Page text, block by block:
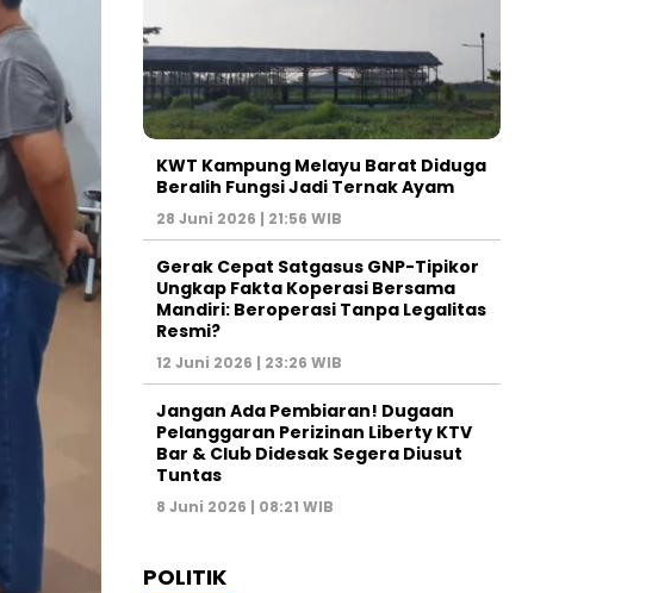
KWT Kampung Melayu Barat Diduga
Beralih Fungsi Jadi Ternak Ayam
28 Juni 2026 | 21:56 WIB
Gerak Cepat Satgasus GNP-Tipikor
Ungkap Fakta Koperasi Bersama
Mandiri: Beroperasi Tanpa Legalitas
Resmi?
12 Juni 2026 | 23:26 WIB
Jangan Ada Pembiaran! Dugaan
Pelanggaran Perizinan Liberty KTV
Bar & Club Didesak Segera Diusut
Tuntas
8 Juni 2026 | 08:21 WIB
POLITIK